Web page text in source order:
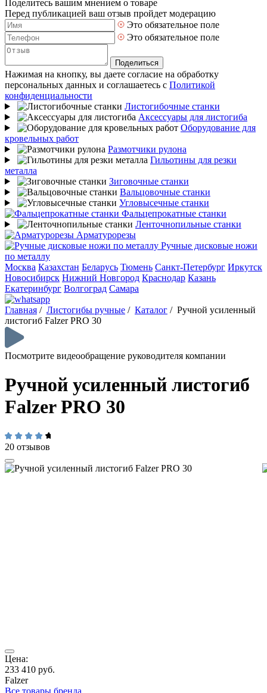
Поделитесь вашим мнением о товаре
Перед публикацией ваш отзыв пройдет модерацию
Это обязательное поле
Это обязательное поле
Поделиться
Нажимая на кнопку, вы даете согласие на обработку
персональных данных и соглашаетесь с Политикой
конфиденциальности
Листогибочные станки
Аксессуары для листогиба
Оборудование для
кровельных работ
Размотчики рулона
Гильотины для резки
металла
Зиговочные станки
Вальцовочные станки
Угловысечные станки
Фальцепрокатные станки
Ленточнопильные станки
Арматурорезы
Ручные дисковые ножи
по металлу
Москва Казахстан Беларусь Тюмень Санкт-Петербург Иркутск
Новосибирск Нижний Новгород Краснодар Казань
Екатеринбург Волгоград Самара
Главная / Листогибы ручные / Каталог / Ручной усиленный
листогиб Falzer PRO 30
Посмотрите видеообращение руководителя компании
Ручной усиленный листогиб
Falzer PRO 30
20 отзывов
Цена:
233 410 руб.
Falzer